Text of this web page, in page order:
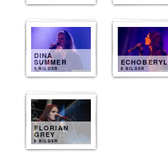
DINA
SUMMER
9 BILDER
ECHOBERYL
8 BILDER
FLORIAN
GREY
8 BILDER